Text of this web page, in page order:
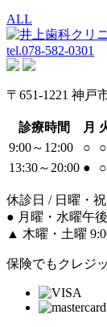
ALL
tel.078-582-0301
〒651-1221 神戸
診療時間 月
9:00～12:00
○ ○
13:30～20:00 ● ○
休診日 / 日曜・
● 月曜・水曜午
▲ 木曜・土曜
保険でもクレジ